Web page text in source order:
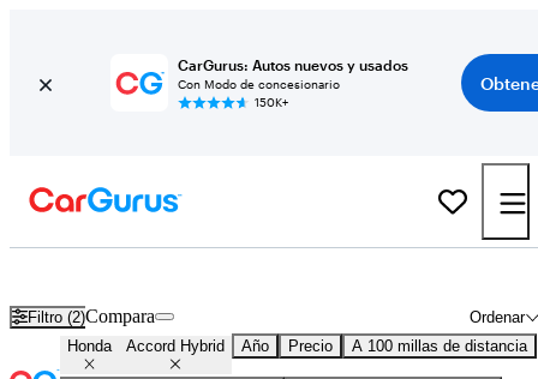
CarGurus: Autos nuevos y usados
Con Modo de concesionario
150K+
Filtro (2) Ordenar
Compara
Honda Accord Hybrid Año Precio A 100 millas de distancia